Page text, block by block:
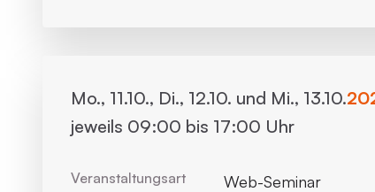
Mo., 11.10., Di., 12.10. und Mi., 13.10.
jeweils 09:00 bis 17:00 Uhr
Veranstaltungsart Web-Seminar